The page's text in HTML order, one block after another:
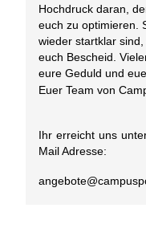
Hochdruck daran,
euch zu optimieren.
wieder startklar
euch Bescheid.
eure Geduld und
Euer Team von
Ihr erreicht uns
Mail Adresse:
angebote@